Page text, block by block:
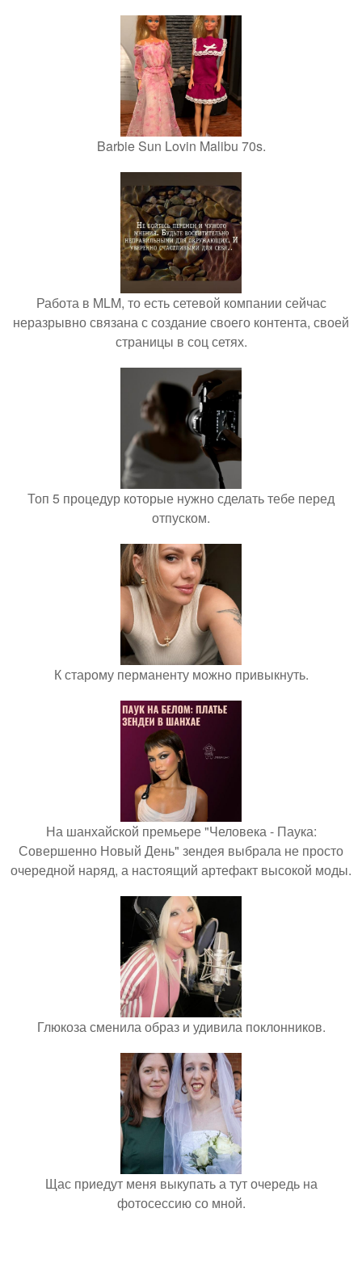
Barbie Sun Lovin Malibu 70s.
Работа в MLM, то есть сетевой компании сейчас
неразрывно связана с создание своего контента, своей
страницы в соц сетях.
Топ 5 процедур которые нужно сделать тебе перед
отпуском.
К старому перманенту можно привыкнуть.
На шанхайской премьере "Человека - Паука:
Совершенно Новый День" зендея выбрала не просто
очередной наряд, а настоящий артефакт высокой моды.
Глюкоза сменила образ и удивила поклонников.
Щас приедут меня выкупать а тут очередь на
фотосессию со мной.